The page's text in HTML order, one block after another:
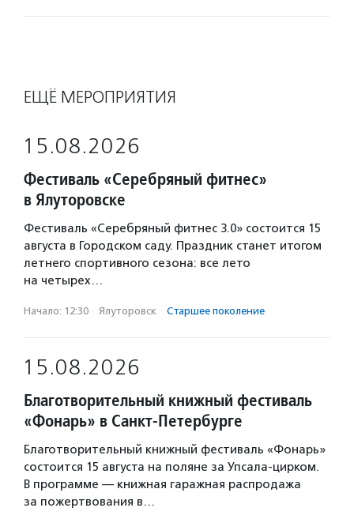
ЕЩЁ МЕРОПРИЯТИЯ
15.08.2026
Фестиваль «Серебряный фитнес»
в Ялуторовске
Фестиваль «Серебряный фитнес 3.0» состоится 15
августа в Городском саду. Праздник станет итогом
летнего спортивного сезона: все лето
на четырех…
Начало: 12:30 · Ялуторовск · Старшее поколение
15.08.2026
Благотворительный книжный фестиваль
«Фонарь» в Санкт-Петербурге
Благотворительный книжный фестиваль «Фонарь»
состоится 15 августа на поляне за Упсала-цирком.
В программе — книжная гаражная распродажа
за пожертвования в…